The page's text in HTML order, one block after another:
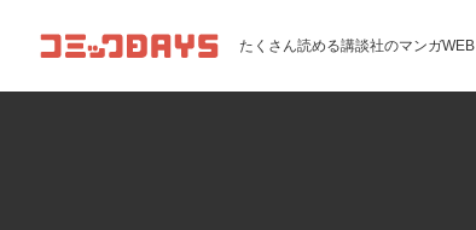
コミックDAYS たくさん読める講談社のマンガWEB